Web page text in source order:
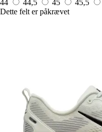
44
44,5 45 45,5
Dette felt er påkrævet